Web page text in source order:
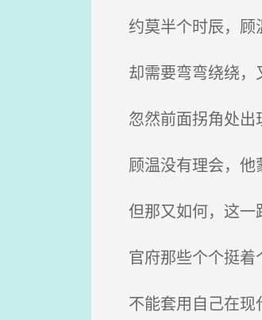
约莫半个时辰，顾
却需要弯弯绕绕，
忽然前面拐角处出
顾温没有理会，他
但那又如何，这一
官府那些个个挺着
不能套用自己在现